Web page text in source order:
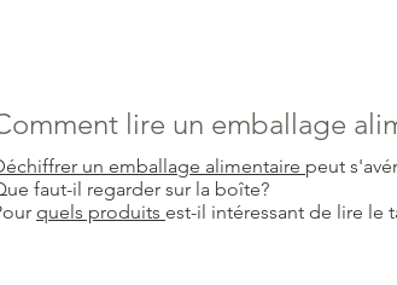
lire un emballage
un emballage alimentaire peut
faut-il regarder sur la boîte?
quels produits est-il intéressant de lire le